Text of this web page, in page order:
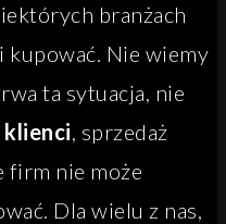
branżach
Nie wiemy
ta sytuacja, nie
klienci, sprzedaż
firm nie może
Dla wielu z nas,